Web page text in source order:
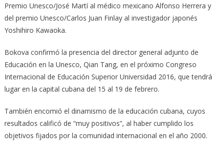
Premio Unesco/José Martí al médico mexicano Alfonso Herrera y
del premio Unesco/Carlos Juan Finlay al investigador japonés
Yoshihiro Kawaoka.
Bokova confirmó la presencia del director general adjunto de
Educación en la Unesco, Qian Tang, en el próximo Congreso
Internacional de Educación Superior Universidad 2016, que tendrá
lugar en la capital cubana del 15 al 19 de febrero.
También encomió el dinamismo de la educación cubana, cuyos
resultados calificó de “muy positivos”, al haber cumplido los
objetivos fijados por la comunidad internacional en el año 2000.